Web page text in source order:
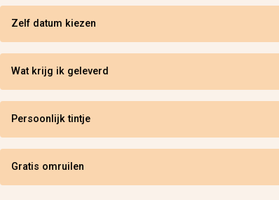
Zelf datum kiezen
Wat krijg ik geleverd
Persoonlijk tintje
Gratis omruilen